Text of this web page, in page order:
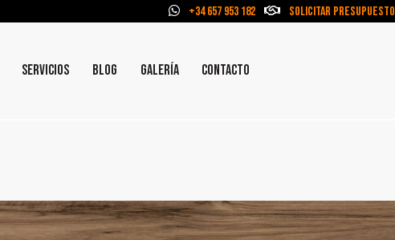
+34 657 953 182 Solicitar Presupuesto
SERVICIOS BLOG GALERÍA CONTACTO